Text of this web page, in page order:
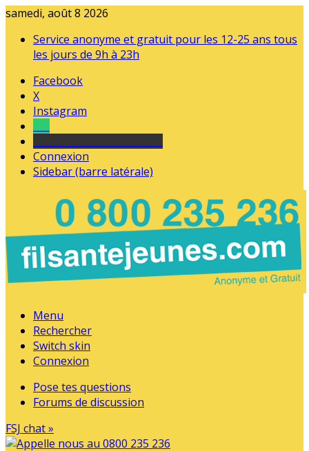
samedi, août 8 2026
Service anonyme et gratuit pour les 12-25 ans tous
les jours de 9h à 23h
Facebook
X
Instagram
Connexion
Sidebar (barre latérale)
Menu
Rechercher
Switch skin
Connexion
Pose tes questions
Forums de discussion
FSJ chat »